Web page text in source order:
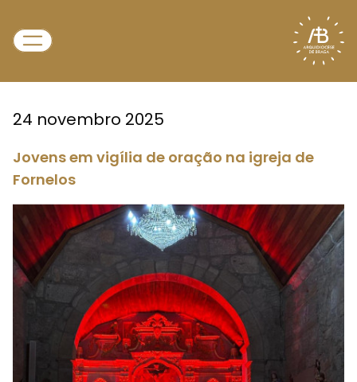
24 novembro 2025
Jovens em vigília de oração na igreja de
Fornelos